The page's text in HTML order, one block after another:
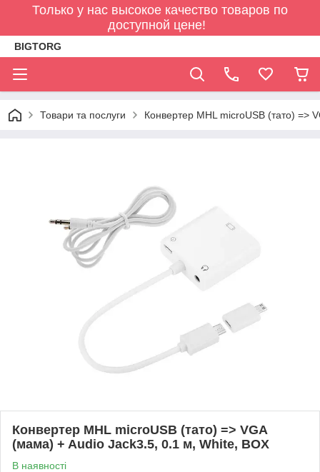
Только у нас высокое качество товаров по
доступной цене!
BIGTORG
Товари та послуги Конвертер MHL microUSB (тато) =>
Конвертер MHL microUSB (тато) => VGA
(мама) + Audio Jack3.5, 0.1 м, White, BOX
В наявності